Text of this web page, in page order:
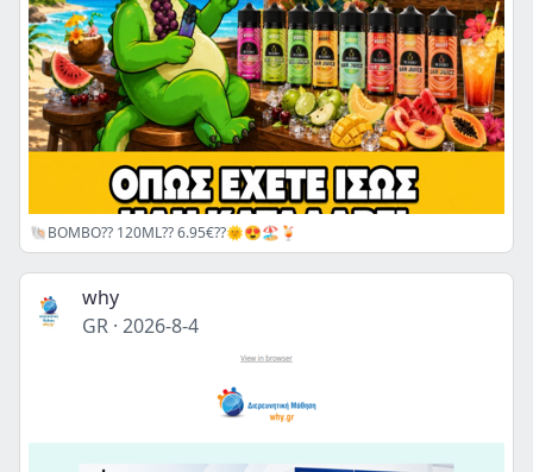
🐚ΒΟΜΒΟ?? 120ML?? 6.95€??🌞😍🏖️🍹
why
GR · 2026-8-4